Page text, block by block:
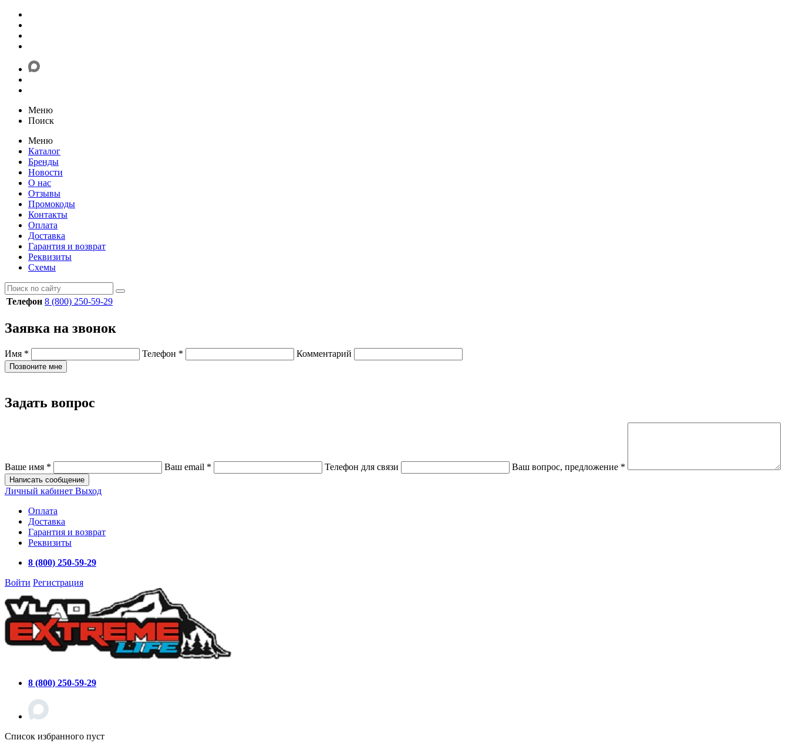
Меню
Поиск
Меню
Каталог
Бренды
Новости
О нас
Отзывы
Промокоды
Контакты
Оплата
Доставка
Гарантия и возврат
Реквизиты
Схемы
Телефон 8 (800) 250-59-29
Заявка на звонок
Имя * Телефон * Комментарий
Позвоните мне
Задать вопрос
Ваше имя * Ваш email * Телефон для связи Ваш вопрос, предложение *
Написать сообщение
Личный кабинет Выход
Оплата
Доставка
Гарантия и возврат
Реквизиты
8 (800) 250-59-29
Войти Регистрация
8 (800) 250-59-29
Список избранного пуст